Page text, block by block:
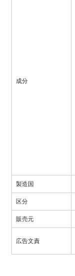
成分
製造国
区分
販売元
広告文責